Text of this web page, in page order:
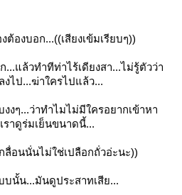
ต้องบอก...((เสียงเข้มเรียบๆ))
แล้วทำทีท่าไร้เดียงสา...ไม่รู้ตัวว่า
งไป...ฆ่าใครไปแล้ว...
งๆ...ว่าทำไมไม่มีใครอยากเข้าหา
ราดูร่มเย็นขนาดนี้...
ลื่อนนั่นไม่ใช่เปลือกถั่วอ่ะนะ))
บนั้น...มันดูประสาทเสีย...